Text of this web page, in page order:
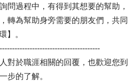
問過程中，有得到其想要的幫助，
轉為幫助身旁需要的朋友們，共同
】。
對於職涯相關的回覆，也歡迎您到
步的了解。